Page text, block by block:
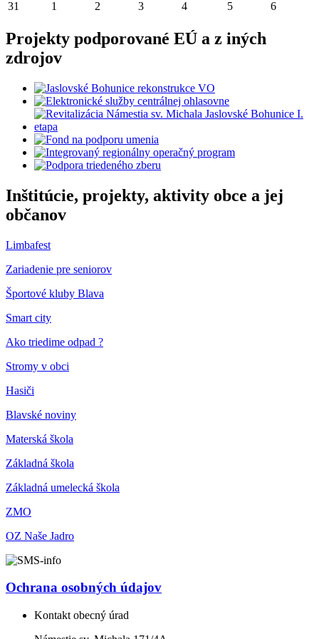
31 1 2 3 4 5 6
Projekty podporované EÚ a z iných
zdrojov
Inštitúcie, projekty, aktivity obce a jej
občanov
Limbafest
Zariadenie pre seniorov
Športové kluby Blava
Smart city
Ako triedime odpad ?
Stromy v obci
Hasiči
Blavské noviny
Materská škola
Základná škola
Základná umelecká škola
ZMO
OZ Naše Jadro
Ochrana osobných údajov
Kontakt obecný úrad